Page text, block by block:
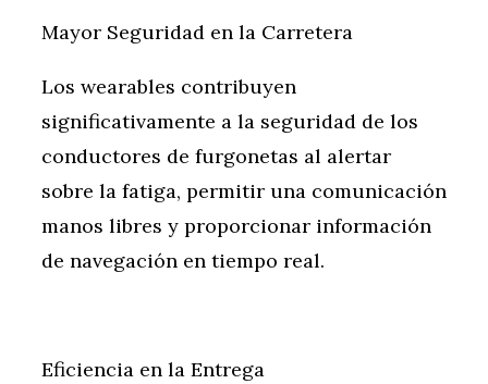
Mayor Seguridad en la Carretera
Los wearables contribuyen
significativamente a la seguridad de los
conductores de furgonetas al alertar
sobre la fatiga, permitir una comunicación
manos libres y proporcionar información
de navegación en tiempo real.
Eficiencia en la Entrega